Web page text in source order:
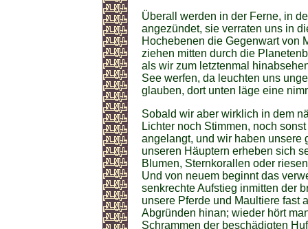
Überall werden in der Ferne, in
angezündet, sie verraten uns in
Hochebenen die Gegenwart von
ziehen mitten durch die
als wir zum letztenmal
See werfen, da leuchten uns
glauben, dort unten läge eine
Sobald wir aber wirklich in dem
Lichter noch Stimmen, noch
angelangt, und wir haben unsere
unseren Häuptern erheben sich
Blumen, Sternkorallen oder
Und von neuem beginnt das
senkrechte Aufstieg inmitten der
unsere Pferde und Maultiere fast
Abgründen hinan; wieder hört
Schrammen der beschädigten